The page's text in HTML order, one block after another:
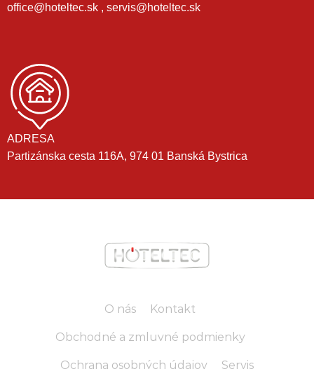
office@hoteltec.sk , servis@hoteltec.sk
ADRESA
Partizánska cesta 116A, 974 01 Banská Bystrica
O nás Kontakt
Obchodné a zmluvné podmienky
Ochrana osobných údajov Servis